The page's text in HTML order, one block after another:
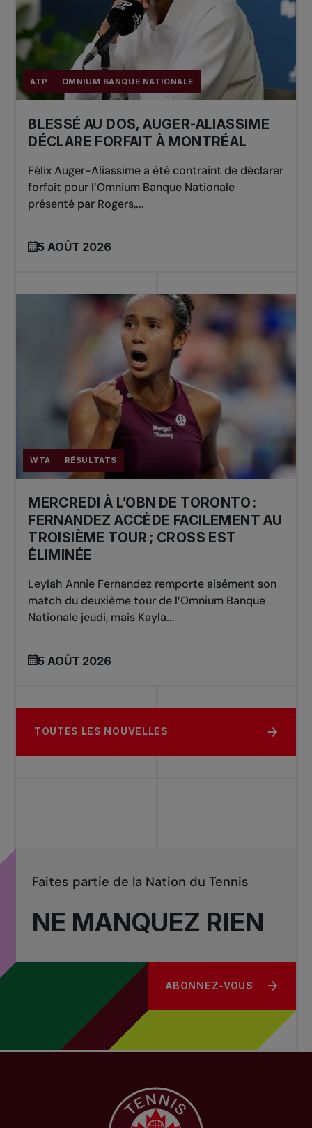
ATP OMNIUM BANQUE NATIONALE
BLESSÉ AU DOS, AUGER-ALIASSIME
DÉCLARE FORFAIT À MONTRÉAL
Félix Auger-Aliassime a été contraint de déclarer
forfait pour l’Omnium Banque Nationale
présenté par Rogers,...
5 AOÛT 2026
WTA RÉSULTATS
MERCREDI À L’OBN DE TORONTO :
FERNANDEZ ACCÈDE FACILEMENT AU
TROISIÈME TOUR ; CROSS EST
ÉLIMINÉE
Leylah Annie Fernandez remporte aisément son
match du deuxième tour de l’Omnium Banque
Nationale jeudi, mais Kayla...
5 AOÛT 2026
TOUTES LES NOUVELLES
NE MANQUEZ RIEN
Faites partie de la Nation du Tennis
ABONNEZ-VOUS